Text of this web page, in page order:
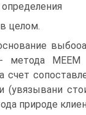
целом.
метода МЕЕМ
счет
природе